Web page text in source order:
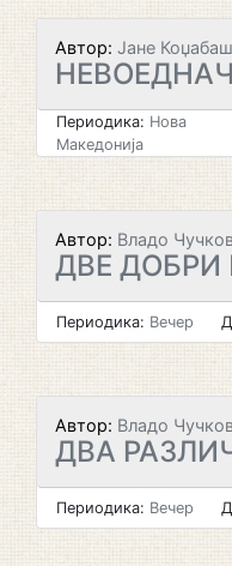
Автор: Јане
Периодика: Нова
Македонија
Автор: Владо
ДВЕ ДОБРИ
Периодика: Вечер
Автор: Владо
ДВА
Периодика: Вечер